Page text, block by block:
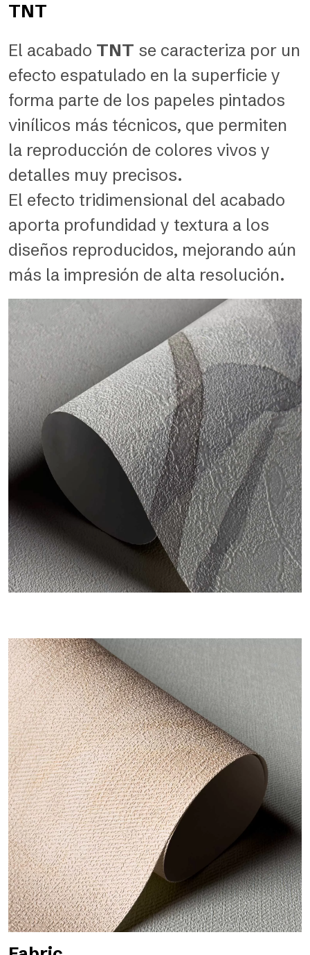
TNT
El acabado TNT se caracteriza por un
efecto espatulado en la superficie y
forma parte de los papeles pintados
vinílicos más técnicos, que permiten
la reproducción de colores vivos y
detalles muy precisos.
El efecto tridimensional del acabado
aporta profundidad y textura a los
diseños reproducidos, mejorando aún
más la impresión de alta resolución.